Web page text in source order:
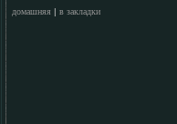
домашняя | в закладки